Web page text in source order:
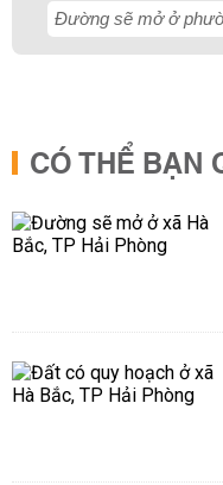
Đường sẽ mở ở
CÓ THỂ BẠN